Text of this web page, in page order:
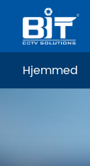
Hjemmed